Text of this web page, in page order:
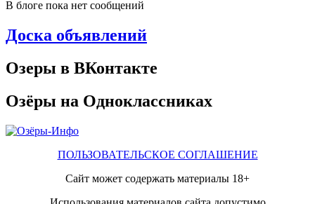
В блоге пока нет сообщений
Доска объявлений
Озеры в ВКонтакте
Озёры на Одноклассниках
ПОЛЬЗОВАТЕЛЬСКОЕ СОГЛАШЕНИЕ
Сайт может содержать материалы 18+